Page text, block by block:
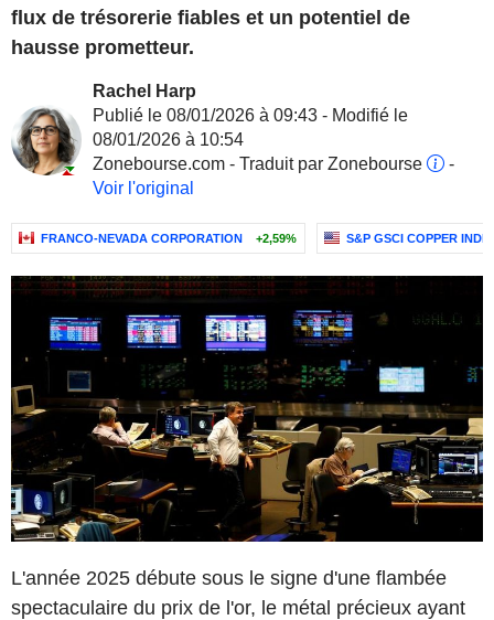
flux de trésorerie fiables et un potentiel de
hausse prometteur.
Rachel Harp
Publié le 08/01/2026 à 09:43 - Modifié le
08/01/2026 à 10:54
Zonebourse.com - Traduit par Zonebourse
-
Voir l'original
FRANCO-NEVADA CORPORATION +2,59% S&P GSCI COPPER
L'année 2025 débute sous le signe d'une flambée
spectaculaire du prix de l'or, le métal précieux ayant